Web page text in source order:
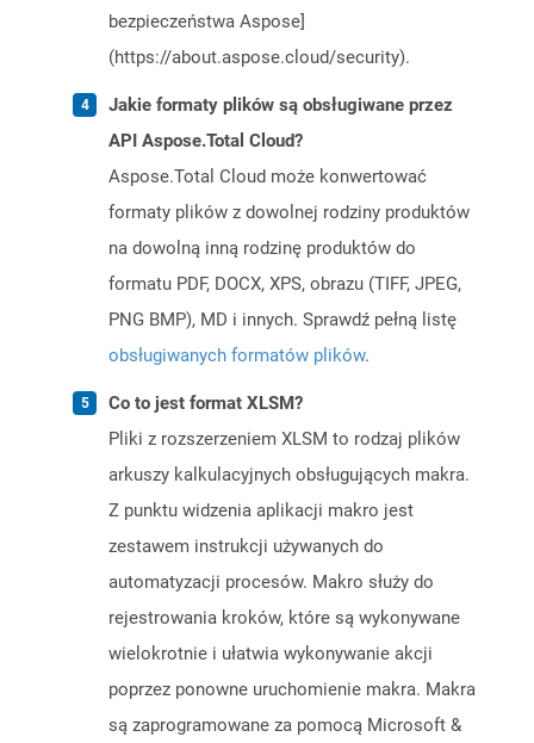
bezpieczeństwa Aspose]
(https://about.aspose.cloud/security).
Jakie formaty plików są obsługiwane przez
API Aspose.Total Cloud?
Aspose.Total Cloud może konwertować
formaty plików z dowolnej rodziny produktów
na dowolną inną rodzinę produktów do
formatu PDF, DOCX, XPS, obrazu (TIFF, JPEG,
PNG BMP), MD i innych. Sprawdź pełną listę
obsługiwanych formatów plików.
Co to jest format XLSM?
Pliki z rozszerzeniem XLSM to rodzaj plików
arkuszy kalkulacyjnych obsługujących makra.
Z punktu widzenia aplikacji makro jest
zestawem instrukcji używanych do
automatyzacji procesów. Makro służy do
rejestrowania kroków, które są wykonywane
wielokrotnie i ułatwia wykonywanie akcji
poprzez ponowne uruchomienie makra. Makra
są zaprogramowane za pomocą Microsoft &